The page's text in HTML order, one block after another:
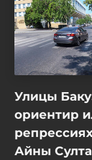
Улицы
ориентир
Айны